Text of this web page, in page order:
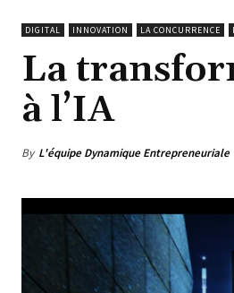
DIGITAL INNOVATION LA CONCURRENCE
La
à l’IA
By L'équipe Dynamique Entrepreneuriale